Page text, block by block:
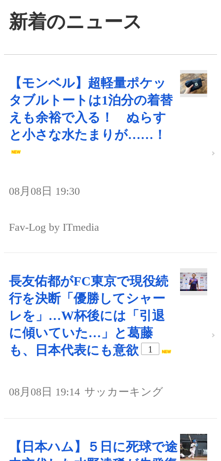
新着のニュース
【モンベル】超軽量ポケッ
タブルトートは1泊分の着替
えも余裕で入る！ ぬらす
と小さな水たまりが……！
08月08日 19:30
Fav-Log by ITmedia
長友佑都がFC東京で現役続
行を決断「優勝してシャー
レを」…W杯後には「引退
に傾いていた…」と葛藤
も、日本代表にも意欲
1
08月08日 19:14 サッカーキング
【日本ハム】５日に死球で途